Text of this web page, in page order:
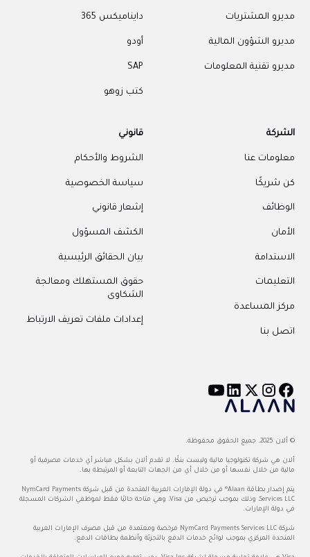
مديرو المشتريات
مديرو الشؤون المالية
مديرو تقنية المعلومات
دايناميكس 365
أودو
SAP
كتب زوهو
الشركة
معلومات عنا
كن شريكًا
الوظائف
الأمان
الاستدامة
التعليمات
مركز المساعدة
اتصل بنا
قانوني
الشروط والأحكام
سياسة الخصوصية
إشعار قانوني
الكشف المسؤول
بيان الحقائق الرئيسية
حقوق المستهلك ومعالجة
الشكاوى
إعدادات ملفات تعريف الارتباط
© ألان 2025. جميع الحقوق محفوظة.
ألان هي شركة تكنولوجيا مالية وليست بنكًا. لا تقدم ألان بشكل مباشر أي خدمات مصرفية أو
مالية من خلال نفسها أو من خلال أي من الجهات التابعة أو المرتبطة بها.
يتم إصدار بطاقة Alaan® في دولة الإمارات العربية المتحدة من قبل شركة NymCard Payments
Services LLC، وذلك بموجب ترخيص من Visa، وهي متاحة حاليًا فقط لموظفي الشركات المسجلة
في دولة الإمارات.
شركة NymCard Payments Services LLC مرخصة ومعتمدة من قبل مصرف الإمارات العربية
المتحدة المركزي بموجب لوائح خدمات الدفع بالتجزئة وأنظمة بطاقات الدفع.